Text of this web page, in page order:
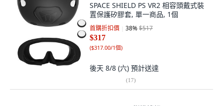
SPACE SHIELD PS VR2 相容頭戴式裝
置保護矽膠套, 單一商品, 1個
首購折扣價 38%$517
$317
($317.00/1個)
後天 8/8 (六) 預計送達
(17)